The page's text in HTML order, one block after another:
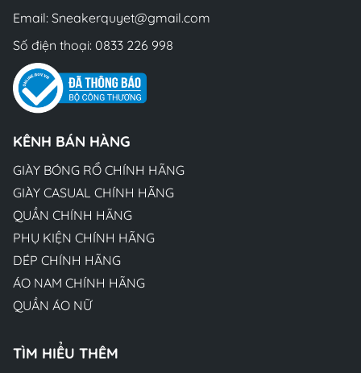
Email: Sneakerquyet@gmail.com
Số điện thoại: 0833 226 998
KÊNH BÁN HÀNG
GIÀY BÓNG RỔ CHÍNH HÃNG
GIÀY CASUAL CHÍNH HÃNG
QUẦN CHÍNH HÃNG
PHỤ KIỆN CHÍNH HÃNG
DÉP CHÍNH HÃNG
ÁO NAM CHÍNH HÃNG
QUẦN ÁO NỮ
TÌM HIỂU THÊM